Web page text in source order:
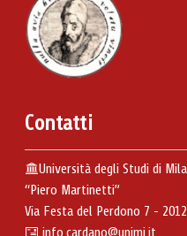
Contatti
Università degli Studi di
“Piero Martinetti”
Via Festa del Perdono 7 -
info.cardano@unimi.it